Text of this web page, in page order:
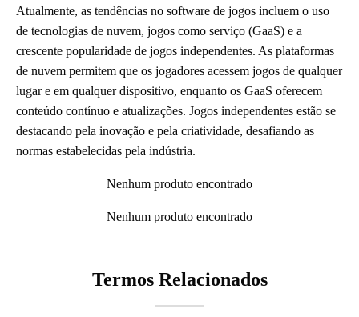
Atualmente, as tendências no software de jogos incluem o uso
de tecnologias de nuvem, jogos como serviço (GaaS) e a
crescente popularidade de jogos independentes. As plataformas
de nuvem permitem que os jogadores acessem jogos de qualquer
lugar e em qualquer dispositivo, enquanto os GaaS oferecem
conteúdo contínuo e atualizações. Jogos independentes estão se
destacando pela inovação e pela criatividade, desafiando as
normas estabelecidas pela indústria.
Nenhum produto encontrado
Nenhum produto encontrado
Termos Relacionados